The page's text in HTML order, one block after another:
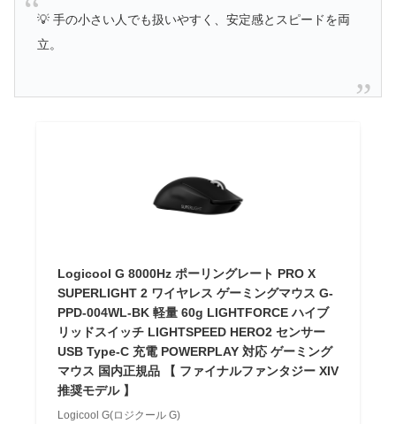
💡 手の小さい人でも扱いやすく、安定感とスピードを両
立。
Logicool G 8000Hz ポーリングレート PRO X
SUPERLIGHT 2 ワイヤレス ゲーミングマウス G-
PPD-004WL-BK 軽量 60g LIGHTFORCE ハイブ
リッドスイッチ LIGHTSPEED HERO2 センサー
USB Type-C 充電 POWERPLAY 対応 ゲーミング
マウス 国内正規品 【 ファイナルファンタジー XIV
推奨モデル 】
Logicool G(ロジクール G)